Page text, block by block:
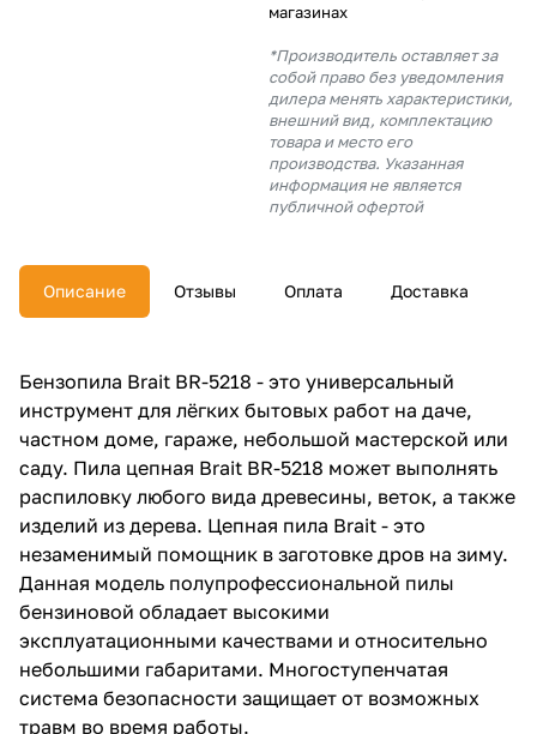
магазинах
*Производитель оставляет за
собой право без уведомления
дилера менять характеристики,
внешний вид, комплектацию
товара и место его
производства. Указанная
информация не является
публичной офертой
Описание Отзывы Оплата Доставка
Бензопила Brait BR-5218 - это универсальный
инструмент для лёгких бытовых работ на даче,
частном доме, гараже, небольшой мастерской или
саду. Пила цепная Brait BR-5218 может выполнять
распиловку любого вида древесины, веток, а также
изделий из дерева. Цепная пила Brait - это
незаменимый помощник в заготовке дров на зиму.
Данная модель полупрофессиональной пилы
бензиновой обладает высокими
эксплуатационными качествами и относительно
небольшими габаритами. Многоступенчатая
система безопасности защищает от возможных
травм во время работы.
с вашей карты
раз в 2